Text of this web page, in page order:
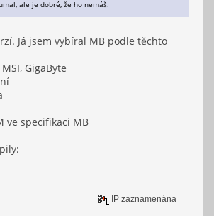
ale je dobré, že ho nemáš.
Já jsem vybíral MB podle těchto
GigaByte
ve specifikaci MB
IP zaznamenána